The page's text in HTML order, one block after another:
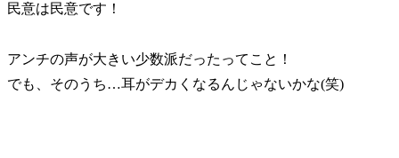
民意は民意です！
アンチの声が大きい少数派だったってこと！
でも、そのうち…耳がデカくなるんじゃないかな(笑)